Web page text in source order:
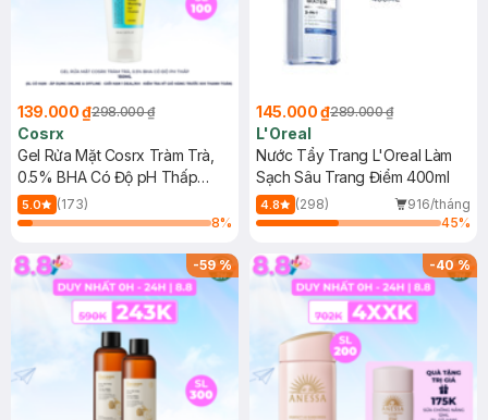
139.000 ₫298.000 ₫
Cosrx
Gel Rửa Mặt Cosrx Tràm Trà,
0.5% BHA Có Độ pH Thấp
150ml
5.0
(173)
8%
145.000 ₫289.000 ₫
L'Oreal
Nước Tẩy Trang L'Oreal Làm
Sạch Sâu Trang Điểm 400ml
4.8 (298)
916/tháng
45%
-59% -40%